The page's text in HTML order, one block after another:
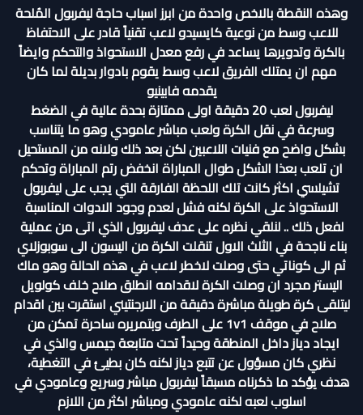
وهذه النقطة بالاخص واحدة من ابرز اسباب حاجة ليفربول المُلحة
للاعب وسط من نوعية كايسيدو لاعب تقنياً قادر على الاحتفاظ
بالكرة وتدويرها يساعد في رفع معدل الاستحواذ والتحكم وايضاً
مهم ان يمتلك الفريق لاعب وسط يقوم بادوار بديلة لما كان
يقدمه فابينيو
ليفربول لعب 20 دقيقة اولى ممتازة بحدة عالية في الضغط
وسرعة في نقل الكرة ولعب مباشر عامودي وهو ما يتناسب
بشكل واضح مع فنيات اللاعبين لكن بعد ذلك ولانه من المستحيل
ان تلعب بعذا الشكل طوال المباراة انخفض رتم المباراة وتحكم
تشيلسي اكثر كانت تلك اللحظة الفارقة التي يجب على ليفربول
الاستحواذ على الكرة لكنه فشل لعدم وجود الادوات المناسبة
لفعل ذلك .. لنلقي نظره على عدف ليفربول الذي اتى من عملية
بناء ناجحة في الثلث الاول تنقلت الكرة من اليسون الى سوبوزلاي
ثم الى كوناتي حتى وصلت لاخطر لاعب في هذه الحالة وهو ماك
اليستر مجرد ان وصلت الكرة لاقدامه انطلق صلاح خلف كولويل
ليتلقى كرة طويلة مباشرة دقيقة من الارجنتيني استقرت بين اقدام
صلاح في موقف 1v1 على الطرف وبتمريره ساحرة تمكن من
ايجاد دياز داخل المنطقة وحيداً تحت متابعة جيمس والذي في
نظري كان مسؤول عن تتبع دياز لكنه كان بطيئ في التغطية،
هدف يؤكد ما ذكرناه مسبقاً ليفربول مباشر وسريع وعامودي في
اسلوب لعبه لكنه عامودي ومباشر اكثر من اللازم